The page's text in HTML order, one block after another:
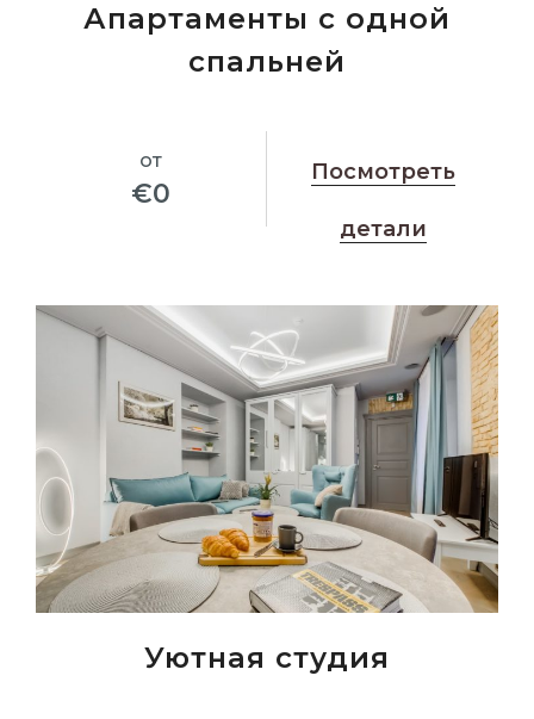
Апартаменты с одной
спальней
от
€0
Посмотреть
детали
Уютная студия